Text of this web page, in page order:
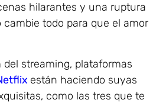
hilarantes y una ruptura
todo para que el amor
del streaming, plataformas
están haciendo suyas
como las tres que te